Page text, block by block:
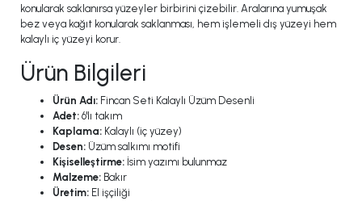
konularak saklanırsa yüzeyler birbirini çizebilir. Aralarına yumuşak
bez veya kağıt konularak saklanması, hem işlemeli dış yüzeyi hem
kalaylı iç yüzeyi korur.
Ürün Bilgileri
Ürün Adı: Fincan Seti Kalaylı Üzüm Desenli
Adet: 6'lı takım
Kaplama: Kalaylı (iç yüzey)
Desen: Üzüm salkımı motifi
Kişiselleştirme: İsim yazımı bulunmaz
Malzeme: Bakır
Üretim: El işçiliği